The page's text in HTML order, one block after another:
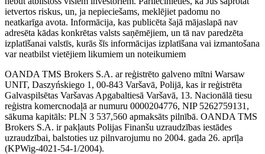
ietvertos riskus, un, ja nepieciešams, meklējiet padomu no
neatkarīga avota. Informācija, kas publicēta šajā mājaslapā nav
adresēta kādas konkrētas valsts saņēmējiem, un tā nav paredzēta
izplatīšanai valstīs, kurās šīs informācijas izplatīšana vai izmantošana
var neatbilst vietējiem likumiem un noteikumiem
OANDA TMS Brokers S.A. ar reģistrēto galveno mītni Warsaw
UNIT, Daszyńskiego 1, 00-843 Varšavā, Polijā, kas ir reģistrēta
Galvaspilsētas Varšavas Apgabaltiesā Varšavā, 13. Nacionālā tiesu
reģistra komercnodaļā ar numuru 0000204776, NIP 5262759131,
sākuma kapitāls: PLN 3 537,560 apmaksāts pilnībā. OANDA TMS
Brokers S.A. ir pakļauts Polijas Finanšu uzraudzības iestādes
uzraudzībai, balstoties uz pilnvarojumu no 2004. gada 26. aprīļa
(KPWig-4021-54-1/2004).